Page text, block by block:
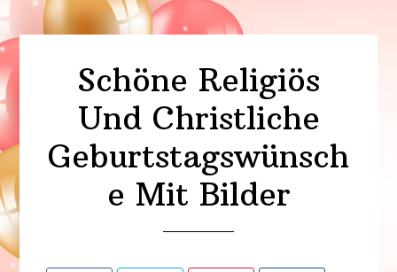
Schöne Religiös
Und Christliche
Geburtstagswünsch
e Mit Bilder